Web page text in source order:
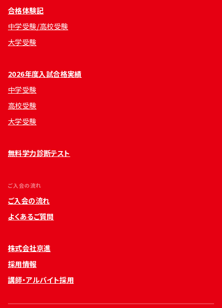
合格体験記
中学受験/高校受験
大学受験
2026年度入試合格実績
中学受験
高校受験
大学受験
無料学力診断テスト
ご入会の流れ
ご入会の流れ
よくあるご質問
株式会社京進
採用情報
講師・アルバイト採用